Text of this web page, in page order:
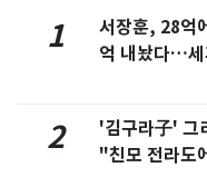
1
서장훈, 28억
억 내놨다…
2
'김구라子' 그
"친모 전라도